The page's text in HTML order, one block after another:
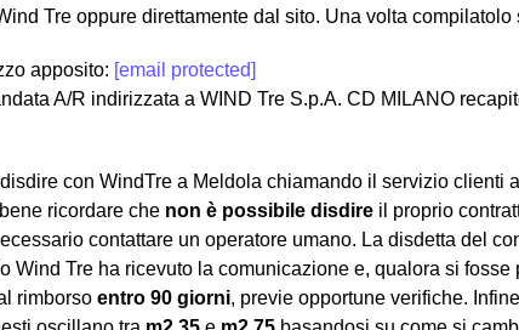
Tre oppure direttamente dal sito. Una volta compilatolo
apposito: [email protected]
A/R indirizzata a WIND Tre S.p.A. CD MILANO
con WindTre a Meldola chiamando il servizio clienti
ricordare che non è possibile disdire il proprio
contattare un operatore umano. La disdetta del
Wind Tre ha ricevuto la comunicazione e, qualora si fosse
rimborso entro 90 giorni, previe opportune verifiche.